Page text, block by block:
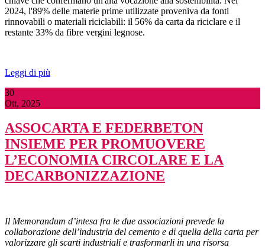
2024, l'89% delle materie prime utilizzate proveniva da fonti
rinnovabili o materiali riciclabili: il 56% da carta da riciclare e il
restante 33% da fibre vergini legnose.
Leggi di più
30
Ott, 2025
ASSOCARTA E FEDERBETON
INSIEME PER PROMUOVERE
L’ECONOMIA CIRCOLARE E LA
DECARBONIZZAZIONE
Il Memorandum d’intesa fra le due associazioni prevede la
collaborazione dell’industria del cemento e di quella della carta per
valorizzare gli scarti industriali e trasformarli in una risorsa